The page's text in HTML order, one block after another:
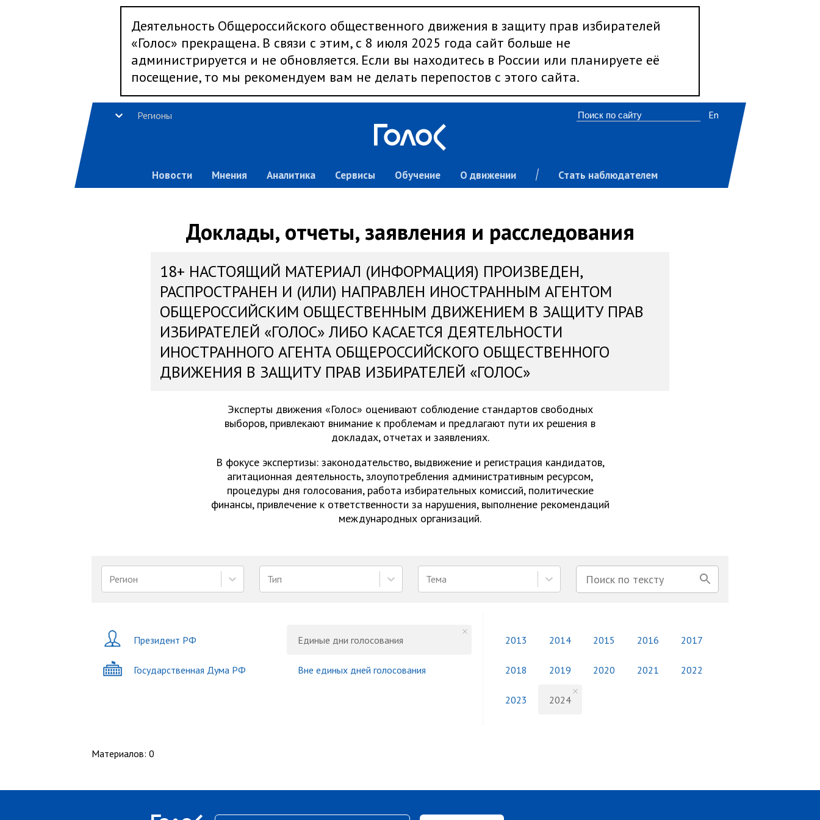
Деятельность Общероссийского общественного движения в защиту прав избирателей
«Голос» прекращена. В связи с этим, с 8 июля 2025 года сайт больше не
администрируется и не обновляется. Если вы находитесь в России или планируете её
посещение, то мы рекомендуем вам не делать перепостов с этого сайта.
Регионы
Новости Мнения Аналитика Сервисы Обучение О движении Стать наблюдателем
En
Доклады, отчеты, заявления и расследования
18+ НАСТОЯЩИЙ МАТЕРИАЛ (ИНФОРМАЦИЯ) ПРОИЗВЕДЕН,
РАСПРОСТРАНЕН И (ИЛИ) НАПРАВЛЕН ИНОСТРАННЫМ АГЕНТОМ
ОБЩЕРОССИЙСКИМ ОБЩЕСТВЕННЫМ ДВИЖЕНИЕМ В ЗАЩИТУ ПРАВ
ИЗБИРАТЕЛЕЙ «ГОЛОС» ЛИБО КАСАЕТСЯ ДЕЯТЕЛЬНОСТИ
ИНОСТРАННОГО АГЕНТА ОБЩЕРОССИЙСКОГО ОБЩЕСТВЕННОГО
ДВИЖЕНИЯ В ЗАЩИТУ ПРАВ ИЗБИРАТЕЛЕЙ «ГОЛОС»
Эксперты движения «Голос» оценивают соблюдение стандартов свободных
выборов, привлекают внимание к проблемам и предлагают пути их решения в
докладах, отчетах и заявлениях.
В фокусе экспертизы: законодательство, выдвижение и регистрация кандидатов,
агитационная деятельность, злоупотребления административным ресурсом,
процедуры дня голосования, работа избирательных комиссий, политические
финансы, привлечение к ответственности за нарушения, выполнение рекомендаций
международных организаций.
Регион Тип Тема
Президент РФ
Государственная Дума РФ
Единые дни голосования
Вне единых дней голосования
2013 2014 2015 2016 2017
2018 2019 2020 2021 2022
2023 2024
Материалов: 0